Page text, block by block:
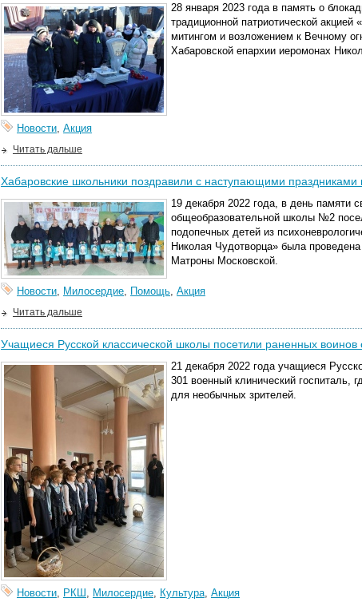
28 января 2023 года в память о
традиционной патриотической акцией «
митингом и возложением к Вечному
Хабаровской епархии иеромонах
Новости, Акция
Читать дальше
Хабаровские школьники поздравили с наступающими праздниками
19 декабря 2022 года, в день памяти
общеобразовательной школы №2
подопечных детей из
Николая Чудотворца» была
Матроны Московской.
Новости, Милосердие, Помощь, Акция
Читать дальше
Учащиеся Русской классической школы посетили раненных воинов
21 декабря 2022 года учащиеся
301 военный клинический госпиталь,
для необычных зрителей.
Новости, РКШ , Милосердие, Культура, Акция